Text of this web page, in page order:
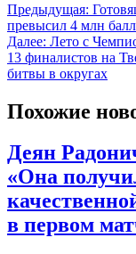
Предыдущая:
превысил 4 млн
Далее: Лето с
13 финалистов на
битвы в округах
Похожие
Деян
«Она
в первом